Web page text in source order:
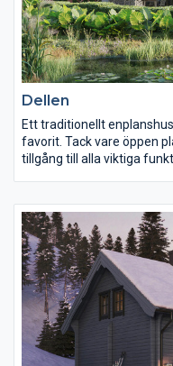
Dellen
Ett traditionellt
favorit. Tack vare öppen
tillgång till alla viktiga